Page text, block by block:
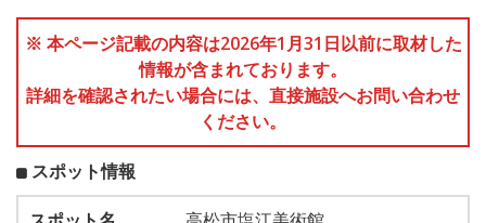
※ 本ページ記載の内容は2026年1月31日以前に取材した
情報が含まれております。
詳細を確認されたい場合には、直接施設へお問い合わせ
ください。
スポット情報